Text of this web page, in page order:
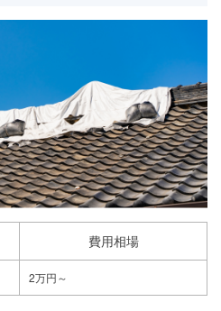
費用相場
2万円～